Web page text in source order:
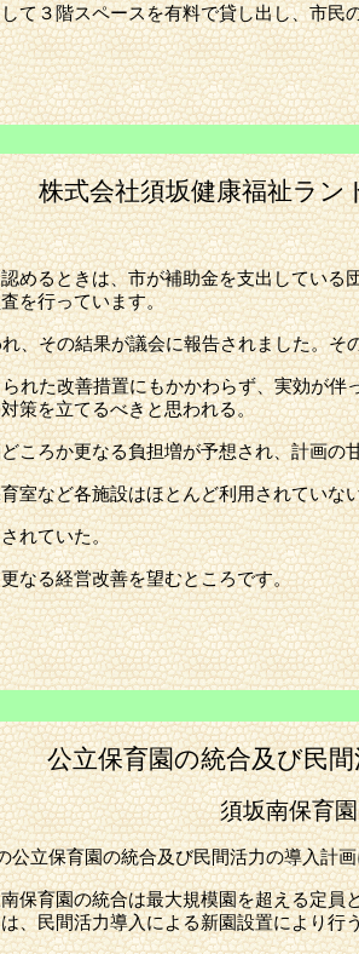
３階スペースを有料で貸し出し、市民
体監査
株式会社須坂健康福祉ラン
るときは、市が補助金を支出している
を行っています。
、その結果が議会に報告されました。そ
れた改善措置にもかかわらず、実効が
策を立てるべきと思われる。
ころか更なる負担増が予想され、計画の
室など各施設はほとんど利用されていな
れていた。
なる経営改善を望むところです。
公立保育園の統合及び民
須坂南保育
公立保育園の統合及び民間活力の導入計
育園の統合は最大規模園を超える定員
、民間活力導入による新園設置により行